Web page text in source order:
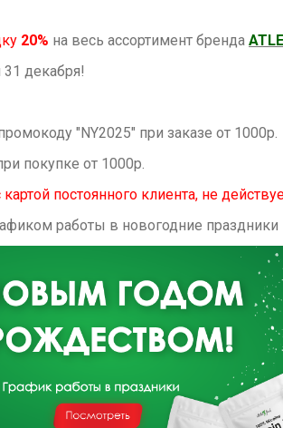
20% на весь ассортимент бренда
31 декабря!
"NY2025" при заказе от 1000р.
покупке от 1000р.
постоянного клиента, не
работы в новогодние